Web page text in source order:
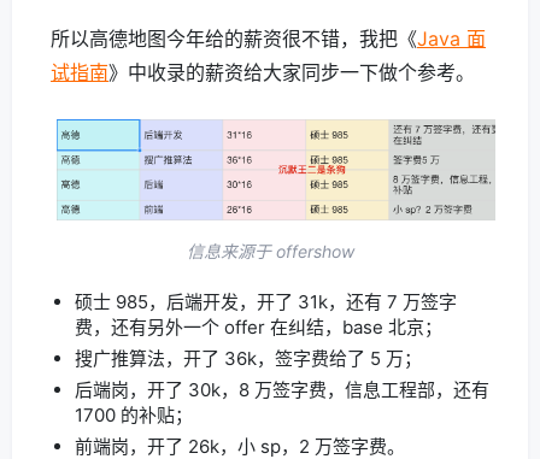
所以高德地图今年给的薪资很不错，我把《Java 面
试指南》中收录的薪资给大家同步一下做个参考。
信息来源于 offershow
硕士 985，后端开发，开了 31k，还有 7 万签字
费，还有另外一个 offer 在纠结，base 北京；
搜广推算法，开了 36k，签字费给了 5 万；
后端岗，开了 30k，8 万签字费，信息工程部，还有
1700 的补贴；
前端岗，开了 26k，小 sp，2 万签字费。